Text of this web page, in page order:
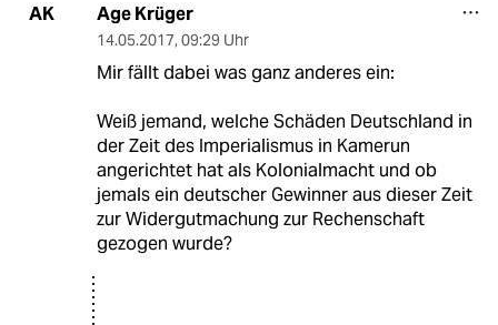
AK Age Krüger
14.05.2017, 09:29 Uhr
Mir fällt dabei was ganz anderes ein:
Weiß jemand, welche Schäden Deutschland in
der Zeit des Imperialismus in Kamerun
angerichtet hat als Kolonialmacht und ob
jemals ein deutscher Gewinner aus dieser Zeit
zur Widergutmachung zur Rechenschaft
gezogen wurde?